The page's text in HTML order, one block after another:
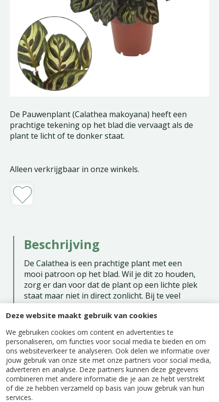
Deze website maakt gebruik van cookies
We gebruiken cookies om content en advertenties te
personaliseren, om functies voor social media te bieden en om
ons websiteverkeer te analyseren. Ook delen we informatie over
jouw gebruik van onze site met onze partners voor social media,
adverteren en analyse. Deze partners kunnen deze gegevens
combineren met andere informatie die je aan ze hebt verstrekt
of die ze hebben verzameld op basis van jouw gebruik van hun
services.
De Pauwenplant (Calathea makoyana) heeft een
prachtige tekening op het blad die vervaagt als de
plant te licht of te donker staat.
Alleen verkrijgbaar in onze winkels.
Beschrijving
De Calathea is een prachtige plant met een
mooi patroon op het blad. Wil je dit zo houden,
zorg er dan voor dat de plant op een lichte plek
staat maar niet in direct zonlicht. Bij te veel
zonlicht kan het blad verbranden en bruine
bladranden krijgen. De Pauwenplant houdt van
een vochtige omgeving, dus regelmatig sproeien
is heel belangrijk. Zorg er voor dat de grond
steeds licht vochtig blijft zonder dat de wortels in
het water komen te staan. Gaat het blad hangen
of krullen dan krijgt de Calathea te weinig water.